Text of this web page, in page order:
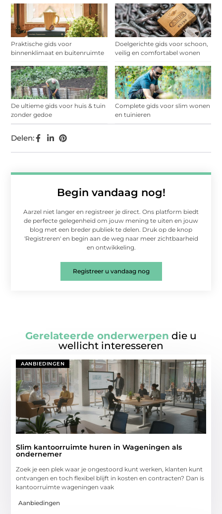
Praktische gids voor
binnenklimaat en buitenruimte
Doelgerichte gids voor schoon,
veilig en comfortabel wonen
De ultieme gids voor huis & tuin
zonder gedoe
Complete gids voor slim wonen
en tuinieren
Begin vandaag nog!
Aarzel niet langer en registreer je direct. Ons platform biedt
de perfecte gelegenheid om jouw mening te uiten en jouw
blog met een breder publiek te delen. Druk op de knop
'Registreren' en begin aan de weg naar meer zichtbaarheid
en ontwikkeling.
Registreer u vandaag nog
Delen:
Gerelateerde onderwerpen die u
wellicht interesseren
AANBIEDINGEN
Slim kantoorruimte huren in Wageningen als
ondernemer
Zoek je een plek waar je ongestoord kunt werken, klanten kunt
ontvangen en toch flexibel blijft in kosten en contracten? Dan is
kantoorruimte wageningen vaak
Aanbiedingen